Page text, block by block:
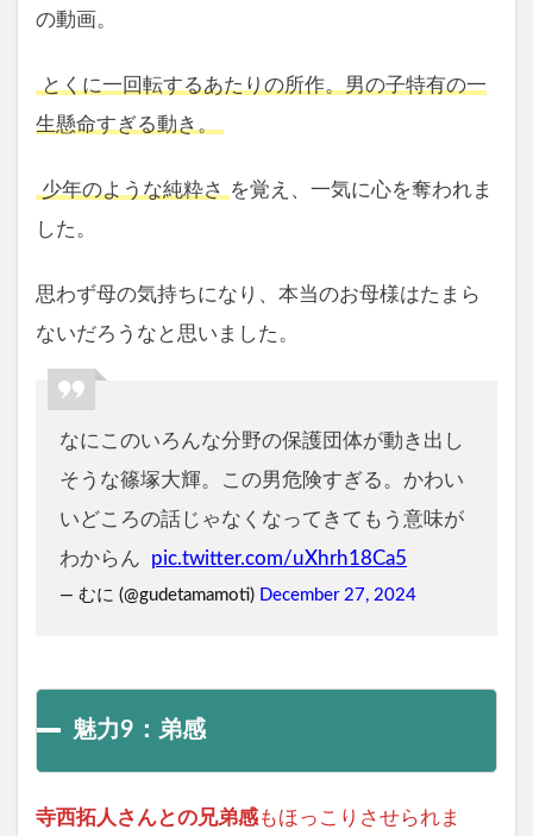
の動画。
とくに一回転するあたりの所作。男の子特有の一
生懸命すぎる動き。
少年のような純粋さ を覚え、一気に心を奪われま
した。
思わず母の気持ちになり、本当のお母様はたまら
ないだろうなと思いました。
なにこのいろんな分野の保護団体が動き出し
そうな篠塚大輝。この男危険すぎる。かわい
いどころの話じゃなくなってきてもう意味が
わからん pic.twitter.com/uXhrh18Ca5
— むに (@gudetamamoti) December 27, 2024
魅力9：弟感
寺西拓人さんとの兄弟感もほっこりさせられま